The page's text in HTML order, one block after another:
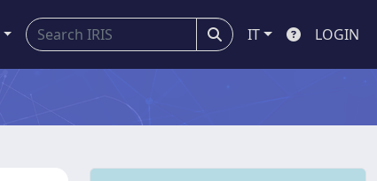
IT LOGIN